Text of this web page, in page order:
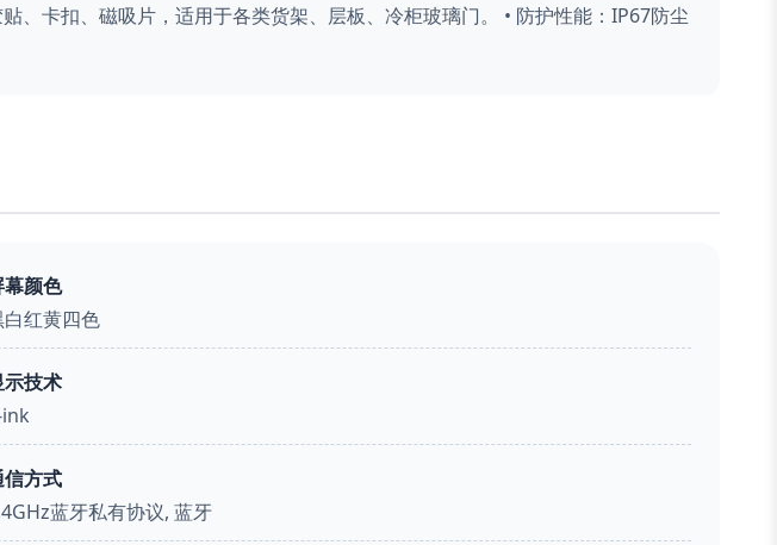
、卡扣、磁吸片，适用于各类货架、层板、冷柜玻璃门。 • 防护性能：IP67防尘
幕颜色
白红黄四色
示技术
ink
信方式
蓝牙私有协议, 蓝牙